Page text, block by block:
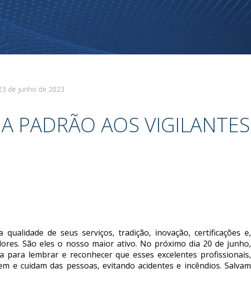
de junho de 2023
PADRÃO AOS VIGILANTES
de seus serviços, tradição, inovação, certificações e,
São eles o nosso maior ativo. No próximo dia 20 de junho,
lembrar e reconhecer que esses excelentes profissionais,
e cuidam das pessoas, evitando acidentes e incêndios. Salvam